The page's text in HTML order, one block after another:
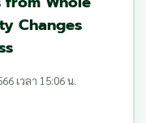
Changes
เวลา 15:06 น.